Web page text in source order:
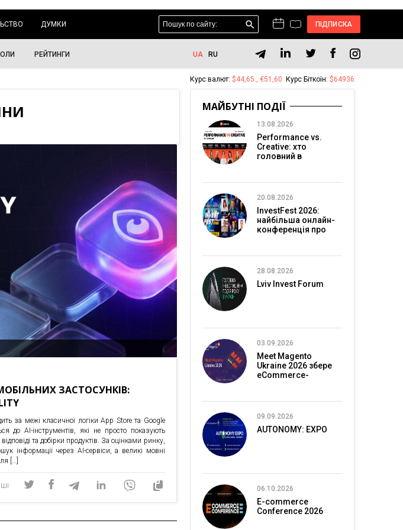
ДУМКИ ПІДПИСКА
РЕЙТИНГИ UA RU
ЗАСТОСУНКІВ:
за межі класичної логіки App Store та Google
до AI-інструментів, які не просто показують
та добірки продуктів. За оцінками ринку,
інформації через AI-сервіси, а великі мовні
[…]
ШІ
Курс валют: $44,65 , €51,60 Курс Біткоїн: $64936
МАЙБУТНІ ПОДІЇ
13.08.2026
Performance vs.
Creative: хто
головний в
20.08.2026
InvestFest 2026:
найбільша онлайн-
конференція про
28.08.2026
Lviv Invest Forum
03.09.2026
Meet Magento
Ukraine 2026 збере
eCommerce-
09.09.2026
AUTONOMY: EXPO
06.10.2026
E-commerce
Conference 2026